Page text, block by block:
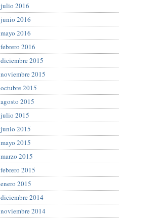
julio 2016
junio 2016
mayo 2016
febrero 2016
diciembre 2015
noviembre 2015
octubre 2015
agosto 2015
julio 2015
junio 2015
mayo 2015
marzo 2015
febrero 2015
enero 2015
diciembre 2014
noviembre 2014